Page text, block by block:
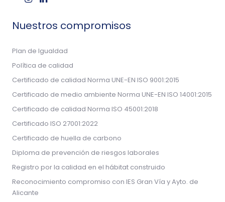
Nuestros compromisos
Plan de Igualdad
Política de calidad
Certificado de calidad Norma UNE-EN ISO 9001:2015
Certificado de medio ambiente Norma UNE-EN ISO 14001:2015
Certificado de calidad Norma ISO 45001:2018
Certificado ISO 27001:2022
Certificado de huella de carbono
Diploma de prevención de riesgos laborales
Registro por la calidad en el hábitat construido
Reconocimiento compromiso con IES Gran Vía y Ayto. de
Alicante